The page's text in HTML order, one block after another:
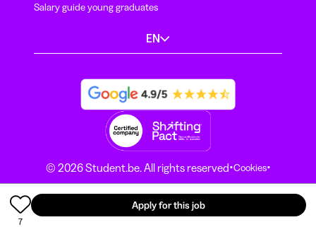
7
Apply for this job
Salary guide young graduates
EN
© 2026 Student.be. All rights reserved·Cookies·
Terms and conditions ·Privacy Notice